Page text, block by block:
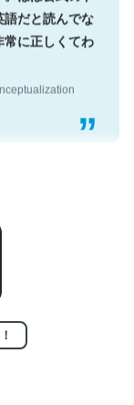
だと読んでな
に正しくてわ
編来た
2023/03/27